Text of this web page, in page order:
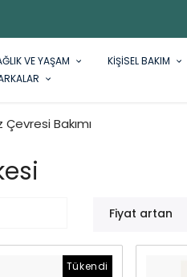
VE YAŞAM KİŞİSEL BAKIM
Çevresi Bakımı
Fiyat artan
Tükendi